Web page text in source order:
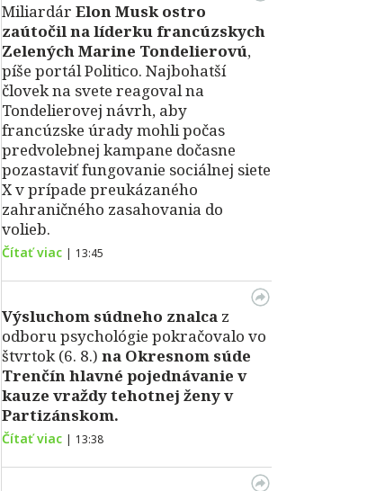
Miliardár Elon Musk ostro
zaútočil na líderku francúzskych
Zelených Marine Tondelierovú,
píše portál Politico. Najbohatší
človek na svete reagoval na
Tondelierovej návrh, aby
francúzske úrady mohli počas
predvolebnej kampane dočasne
pozastaviť fungovanie sociálnej siete
X v prípade preukázaného
zahraničného zasahovania do
volieb.
Čítať viac | 13:45
Výsluchom súdneho znalca z
odboru psychológie pokračovalo vo
štvrtok (6. 8.) na Okresnom súde
Trenčín hlavné pojednávanie v
kauze vraždy tehotnej ženy v
Partizánskom.
Čítať viac | 13:38